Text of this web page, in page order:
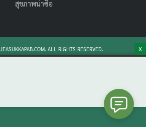
สุขภาพน่าซื้อ
ALL RIGHTS RESERVED. X